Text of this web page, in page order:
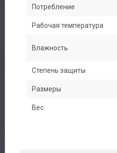
Каталог
Доставка
Контакты
Потребление
Рабочая температура
Влажность
Степень защиты
Размеры
Вес